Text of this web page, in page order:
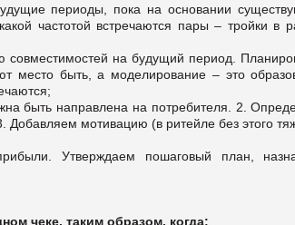
периоды, пока на основании
частотой встречаются пары – тройки в
на будущий период.
место быть, а моделирование – это
быть направлена на потребителя. 2.
мотивацию (в ритейле без этого
Утверждаем пошаговый план,
чеке, таким образом, когда: